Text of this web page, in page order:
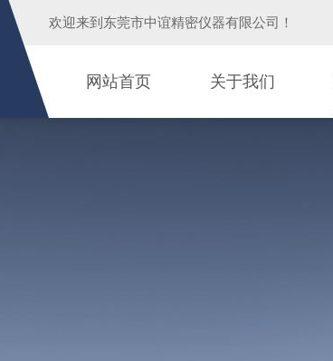
欢迎来到 东莞市中谊精密仪器有限公司 ！
网站首页 关于我们